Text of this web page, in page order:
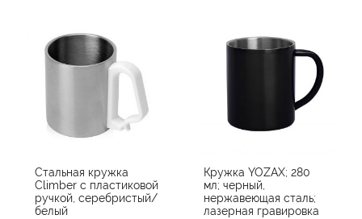
Стальная кружка
Climber с пластиковой
ручкой, серебристый/
белый
Кружка YOZAX; 280
мл; черный,
нержавеющая сталь;
лазерная гравировка